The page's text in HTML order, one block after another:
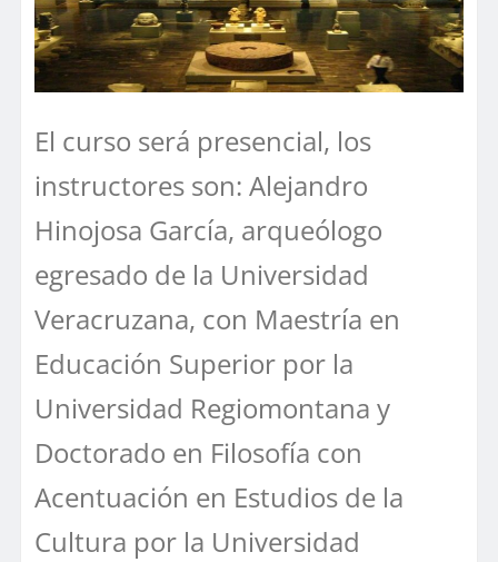
El curso será presencial, los
instructores son: Alejandro
Hinojosa García, arqueólogo
egresado de la Universidad
Veracruzana, con Maestría en
Educación Superior por la
Universidad Regiomontana y
Doctorado en Filosofía con
Acentuación en Estudios de la
Cultura por la Universidad